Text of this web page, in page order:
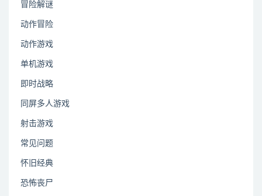
冒险解谜
动作冒险
动作游戏
单机游戏
即时战略
同屏多人游戏
射击游戏
常见问题
怀旧经典
恐怖丧尸